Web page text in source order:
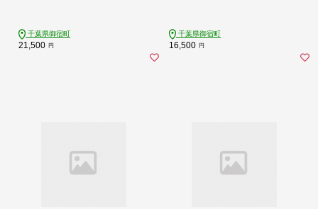
千葉県御宿町
21,500 円
千葉県御宿町
16,500 円